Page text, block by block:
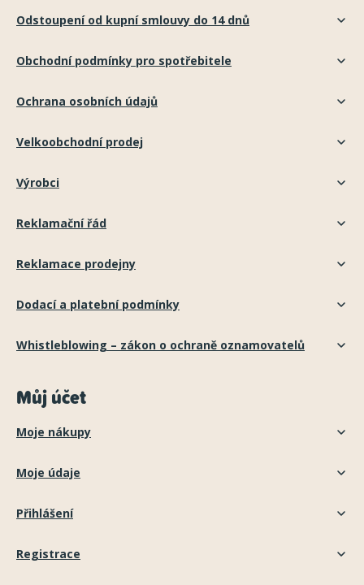
Odstoupení od kupní smlouvy do 14 dnů
Obchodní podmínky pro spotřebitele
Ochrana osobních údajů
Velkoobchodní prodej
Výrobci
Reklamační řád
Reklamace prodejny
Dodací a platební podmínky
Whistleblowing – zákon o ochraně oznamovatelů
Můj účet
Moje nákupy
Moje údaje
Přihlášení
Registrace